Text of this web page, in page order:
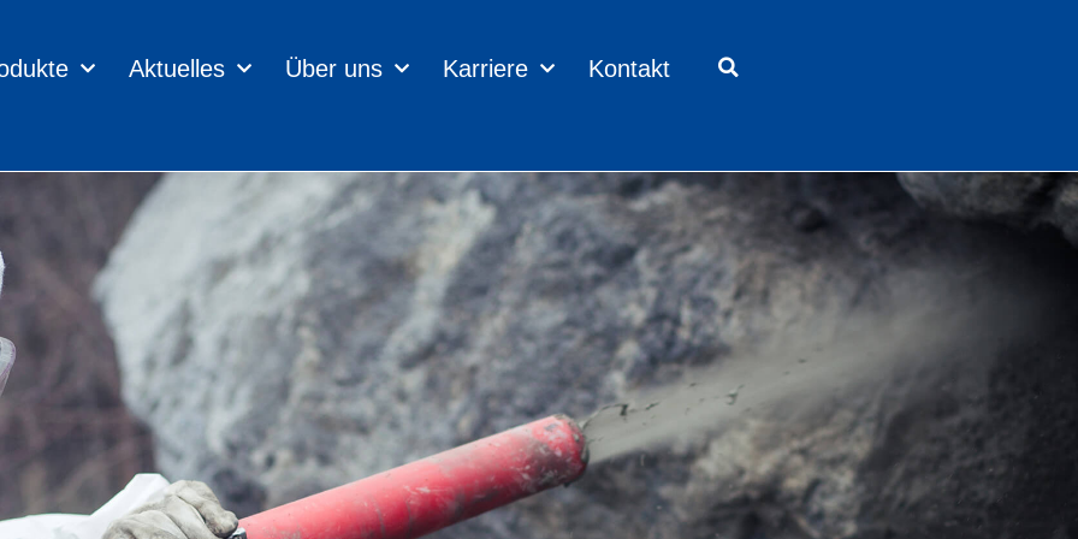
Aktuelles Über uns Karriere Kontakt